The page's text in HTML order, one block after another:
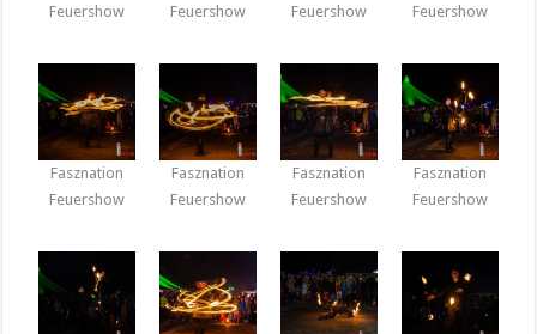
Feuershow
Feuershow
Feuershow
Feuershow
Fasznation
Feuershow
Fasznation
Feuershow
Fasznation
Feuershow
Fasznation
Feuershow